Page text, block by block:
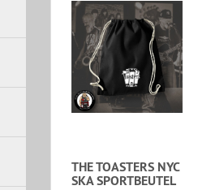
THE TOASTERS NYC
SKA SPORTBEUTEL